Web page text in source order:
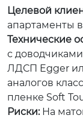
Целевой
апартаменты
Технические
с
ЛДСП Egger
аналогов
пленке Soft
Риски:На